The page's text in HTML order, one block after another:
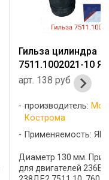
Гильза цилиндра
7511.1002021-10
арт. 138 руб
производитель:
Кострома
Применяемость:
Диаметр 130 мм.
для двигателей